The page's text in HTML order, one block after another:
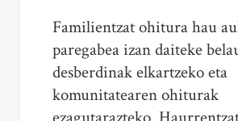
Familientzat ohitura hau
paregabea izan daiteke
desberdinak elkartzeko eta
komunitatearen ohiturak